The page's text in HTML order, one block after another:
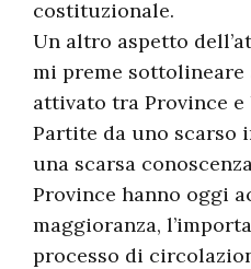
costituzionale.
Un altro aspetto
mi preme
attivato tra Province e
Partite da uno scarso
una scarsa
Province hanno oggi
maggioranza,
processo di